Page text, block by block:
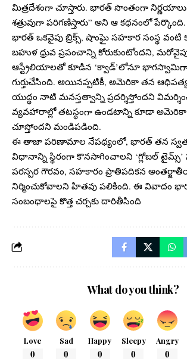
మిత్రదేశంగా చూస్తారు. భారత్ సొంతంగా నిర్ణయాలు
శత్రువుగా పరిగణిస్తారు” అని ఆ కథనంలో పేర్కొంది.
భారత్ ఒకవైపు బ్రిక్స్, షాంఘై సహకార సంస్థ వంటి
బహుళ ధ్రువ ప్రపంచాన్ని కోరుకుంటోందని,
ఆస్ట్రేలియాలతో కూడిన ‘క్వాడ్’లోనూ భాగస్వామిగా
గుర్తుచేసింది. అయినప్పటికీ, అమెరికా తన
యుద్ధం నాటి మనస్తత్వాన్ని ప్రదర్శిస్తోందని
వ్యవహారాల్లో తటస్థంగా ఉండటాన్ని కూడా అమెరికా
చూస్తోందని మండిపడింది.
ఈ తాజా పరిణామాల నేపథ్యంలో, భారత్ తన
విధానాన్ని స్థిరంగా కొనసాగించాలని ‘గ్లోబల్ టైమ్స్’
పరస్పర గౌరవం, సహకారం ప్రాతిపదికన
నిర్మించుకోవాలని హితవు పలికింది. ఈ వివాదం
సంబంధాలపై కొత్త చర్చకు దారితీసింది
What do you think?
Love
0
Sad
0
Happy
0
Sleepy
0
Angry
0